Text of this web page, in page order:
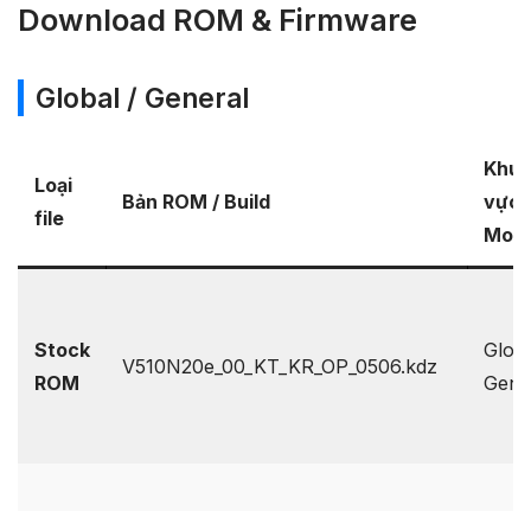
Download ROM & Firmware
Global / General
Loại
file
Bản ROM / Build
Khu
vực /
Stock
ROM
V510N20e_00_KT_KR_OP_0506.kdz